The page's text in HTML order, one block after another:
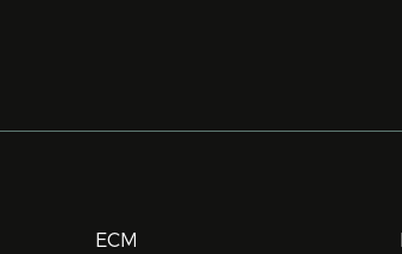
ECM